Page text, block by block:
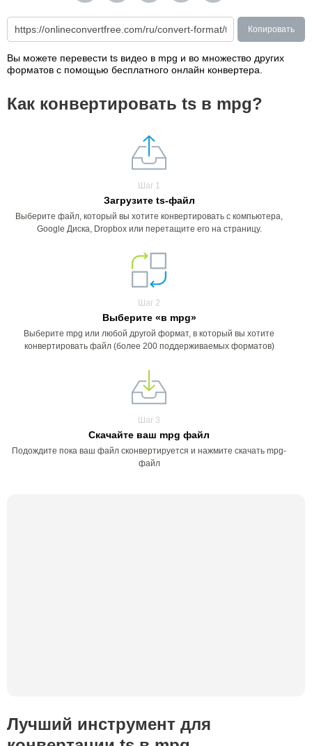
Копировать
Вы можете перевести ts видео в mpg и во множество других
форматов с помощью бесплатного онлайн конвертера.
Как конвертировать ts в mpg?
Шаг 1
Загрузите ts-файл
Выберите файл, который вы хотите конвертировать с компьютера,
Google Диска, Dropbox или перетащите его на страницу.
Шаг 2
Выберите «в mpg»
Выберите mpg или любой другой формат, в который вы хотите
конвертировать файл (более 200 поддерживаемых форматов)
Шаг 3
Скачайте ваш mpg файл
Подождите пока ваш файл сконвертируется и нажмите скачать mpg-
файл
Лучший инструмент для